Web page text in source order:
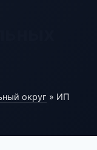
округ » ИП